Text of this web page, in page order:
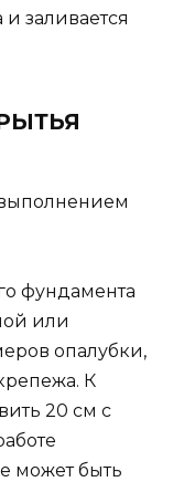
заливается
фундамента
или
опалубки,
К
20 см с
может быть